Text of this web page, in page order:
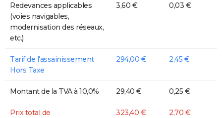
Redevances applicables
(voies navigables,
modernisation des réseaux,
etc.)
3,60 € 0,03 €
Tarif de l'assainissement
Hors Taxe
294,00 € 2,45 €
Montant de la TVA à 10,0% 29,40 € 0,25 €
Prix total de
323,40 € 2,70 €